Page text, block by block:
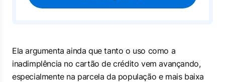
Ela argumenta ainda que tanto o uso como a
inadimplência no cartão de crédito vem avançando,
especialmente na parcela da população e mais baixa